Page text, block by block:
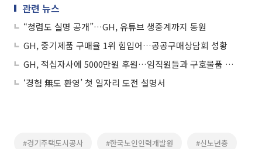
관련 뉴스
“청렴도 실명 공개”…GH, 유튜브 생중계까지 동원
GH, 중기제품 구매율 1위 힘입어…공공구매상담회 성황
GH, 적십자사에 5000만원 후원…임직원들과 구호물품 포장봉사도 참여
‘경험 無도 환영’ 첫 일자리 도전 설명서
#경기주택도시공사 #한국노인인력개발원 #신노년층